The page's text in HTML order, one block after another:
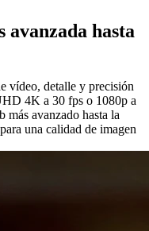
avanzada hasta
vídeo, detalle y precisión
4K a 30 fps o 1080p a
más avanzado hasta la
una calidad de imagen